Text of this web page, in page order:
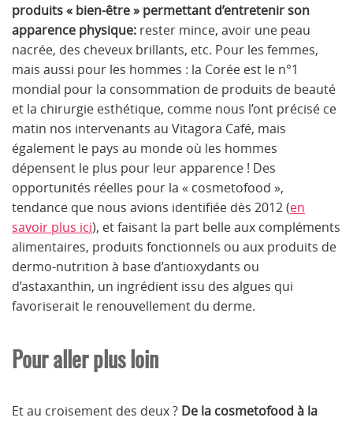
produits « bien-être » permettant d’entretenir son
apparence physique: rester mince, avoir une peau
nacrée, des cheveux brillants, etc. Pour les femmes,
mais aussi pour les hommes : la Corée est le n°1
mondial pour la consommation de produits de beauté
et la chirurgie esthétique, comme nous l’ont précisé ce
matin nos intervenants au Vitagora Café, mais
également le pays au monde où les hommes
dépensent le plus pour leur apparence ! Des
opportunités réelles pour la « cosmetofood »,
tendance que nous avions identifiée dès 2012 (en
savoir plus ici), et faisant la part belle aux compléments
alimentaires, produits fonctionnels ou aux produits de
dermo-nutrition à base d’antioxydants ou
d’astaxanthin, un ingrédient issu des algues qui
favoriserait le renouvellement du derme.
Pour aller plus loin
Et au croisement des deux ? De la cosmetofood à la